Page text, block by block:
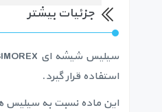
جزئیات بیشتر
استفاده قرار گیرد.
این ماده نسبت به سیلیس